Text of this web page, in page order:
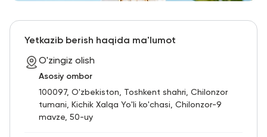
Yetkazib berish haqida ma'lumot
O'zingiz olish
Asosiy ombor
100097, O'zbekiston, Toshkent shahri, Chilonzor
tumani, Kichik Xalqa Yo'li ko'chasi, Chilonzor-9
mavze, 50-uy